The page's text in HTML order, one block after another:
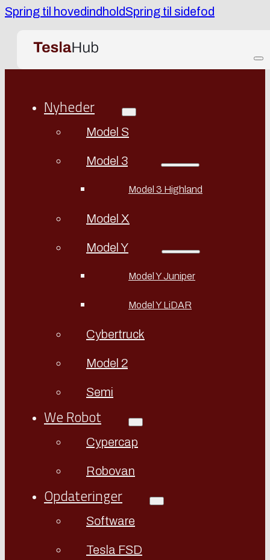
Spring til hovedindholdSpring til sidefod
Nyheder
Model S
Model 3
Model 3 Highland
Model X
Model Y
Model Y Juniper
Model Y LiDAR
Cybertruck
Model 2
Semi
We Robot
Cypercap
Robovan
Opdateringer
Software
Tesla FSD